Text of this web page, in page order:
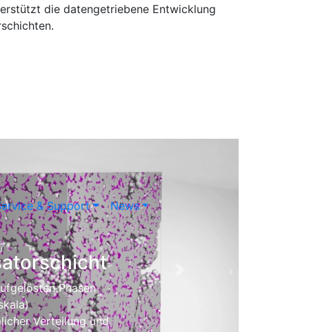
& Support News
die datengetriebene Entwicklung
Phasen
Verteilung und